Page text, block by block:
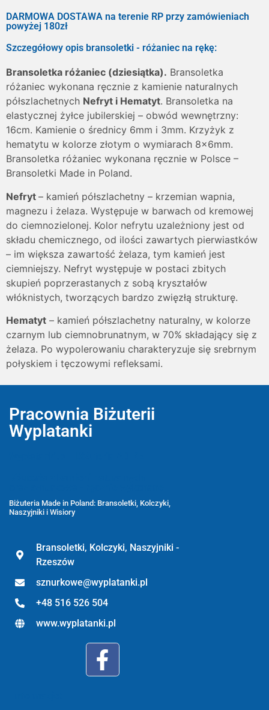
DARMOWA DOSTAWA na terenie RP przy zamówieniach
powyżej 180zł
Szczegółowy opis bransoletki - różaniec na rękę:
Bransoletka różaniec (dziesiątka). Bransoletka
różaniec wykonana ręcznie z kamienie naturalnych
półszlachetnych Nefryt i Hematyt. Bransoletka na
elastycznej żyłce jubilerskiej – obwód wewnętrzny:
16cm. Kamienie o średnicy 6mm i 3mm. Krzyżyk z
hematytu w kolorze złotym o wymiarach 8x6mm.
Bransoletka różaniec wykonana ręcznie w Polsce –
Bransoletki Made in Poland.
Nefryt – kamień półszlachetny – krzemian wapnia,
magnezu i żelaza. Występuje w barwach od kremowej
do ciemnozielonej. Kolor nefrytu uzależniony jest od
składu chemicznego, od ilości zawartych pierwiastków
– im większa zawartość żelaza, tym kamień jest
ciemniejszy. Nefryt występuje w postaci zbitych
skupień poprzerastanych z sobą kryształów
włóknistych, tworzących bardzo zwięzłą strukturę.
Hematyt – kamień półszlachetny naturalny, w kolorze
czarnym lub ciemnobrunatnym, w 70% składający się z
żelaza. Po wypolerowaniu charakteryzuje się srebrnym
połyskiem i tęczowymi refleksami.
Pracownia Biżuterii
Wyplatanki
Biżuteria Made in Poland: Bransoletki, Kolczyki,
Naszyjniki i Wisiory
Bransoletki, Kolczyki, Naszyjniki -
Rzeszów
sznurkowe@wyplatanki.pl
+48 516 526 504
www.wyplatanki.pl